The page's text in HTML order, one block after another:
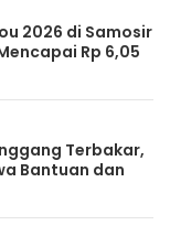
2026 di Samosir
Rp 6,05
Terbakar,
Bantuan dan